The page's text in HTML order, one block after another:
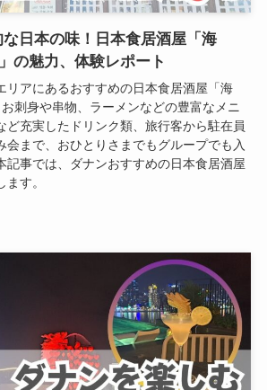
な日本の味！日本食居酒屋「海
の魅力、体験レポート
リアにあるおすすめの日本食居酒屋「海
お刺身や串物、ラーメンなどの豊富なメニ
ど充実したドリンク類、旅行客から駐在員
会まで、おひとりさまでもグループでも入
記事では、ダナンおすすめの日本食居酒屋
す。